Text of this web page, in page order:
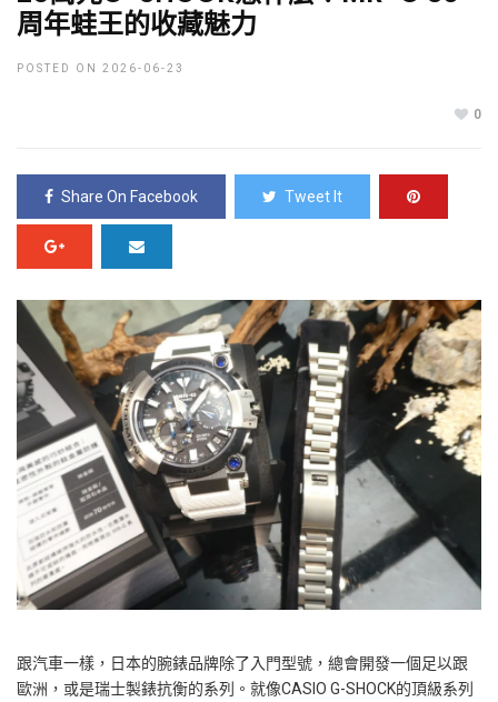
周年蛙王的收藏魅力
POSTED ON 2026-06-23
0
Share On Facebook Tweet It
跟汽車一樣，日本的腕錶品牌除了入門型號，總會開發一個足以跟
歐洲，或是瑞士製錶抗衡的系列。就像CASIO G-SHOCK的頂級系列